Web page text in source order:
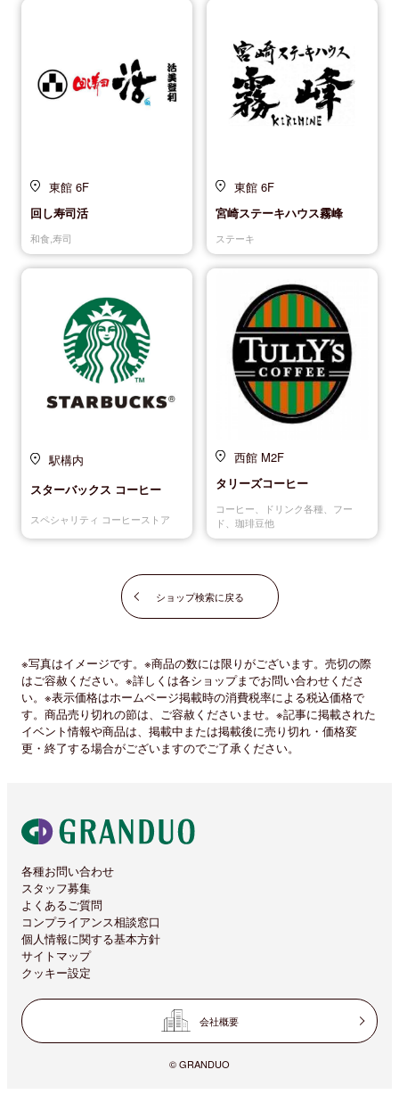
東館 6F
回し寿司活
和食,寿司
東館 6F
宮崎ステーキハウス霧峰
ステーキ
駅構内
スターバックス コーヒー
スペシャリティ コーヒーストア
西館 M2F
タリーズコーヒー
コーヒー、ドリンク各種、フー
ド、珈琲豆他
ショップ検索に戻る
※写真はイメージです。※商品の数には限りがございます。売切の際
はご容赦ください。※詳しくは各ショップまでお問い合わせくださ
い。※表示価格はホームページ掲載時の消費税率による税込価格で
す。商品売り切れの節は、ご容赦くださいませ。※記事に掲載された
イベント情報や商品は、掲載中または掲載後に売り切れ・価格変
更・終了する場合がございますのでご了承ください。
各種お問い合わせ
スタッフ募集
よくあるご質問
コンプライアンス相談窓口
個人情報に関する基本方針
サイトマップ
クッキー設定
会社概要
© GRANDUO